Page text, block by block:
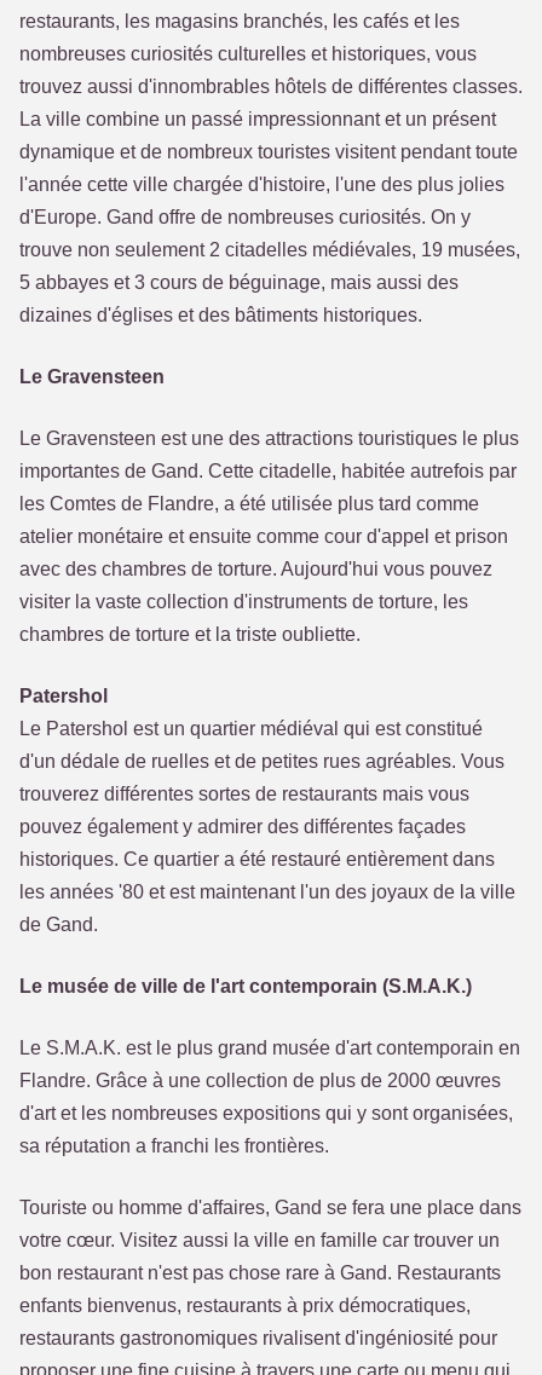
restaurants, les magasins branchés, les cafés et les
nombreuses curiosités culturelles et historiques, vous
trouvez aussi d'innombrables hôtels de différentes classes.
La ville combine un passé impressionnant et un présent
dynamique et de nombreux touristes visitent pendant toute
l'année cette ville chargée d'histoire, l'une des plus jolies
d'Europe. Gand offre de nombreuses curiosités. On y
trouve non seulement 2 citadelles médiévales, 19 musées,
5 abbayes et 3 cours de béguinage, mais aussi des
dizaines d'églises et des bâtiments historiques.
Le Gravensteen
Le Gravensteen est une des attractions touristiques le plus
importantes de Gand. Cette citadelle, habitée autrefois par
les Comtes de Flandre, a été utilisée plus tard comme
atelier monétaire et ensuite comme cour d'appel et prison
avec des chambres de torture. Aujourd'hui vous pouvez
visiter la vaste collection d'instruments de torture, les
chambres de torture et la triste oubliette.
Patershol
Le Patershol est un quartier médiéval qui est constitué
d'un dédale de ruelles et de petites rues agréables. Vous
trouverez différentes sortes de restaurants mais vous
pouvez également y admirer des différentes façades
historiques. Ce quartier a été restauré entièrement dans
les années '80 et est maintenant l'un des joyaux de la ville
de Gand.
Le musée de ville de l'art contemporain (S.M.A.K.)
Le S.M.A.K. est le plus grand musée d'art contemporain en
Flandre. Grâce à une collection de plus de 2000 œuvres
d'art et les nombreuses expositions qui y sont organisées,
sa réputation a franchi les frontières.
Touriste ou homme d'affaires, Gand se fera une place dans
votre cœur. Visitez aussi la ville en famille car trouver un
bon restaurant n'est pas chose rare à Gand. Restaurants
enfants bienvenus, restaurants à prix démocratiques,
restaurants gastronomiques rivalisent d'ingéniosité pour
proposer une fine cuisine à travers une carte ou menu qui